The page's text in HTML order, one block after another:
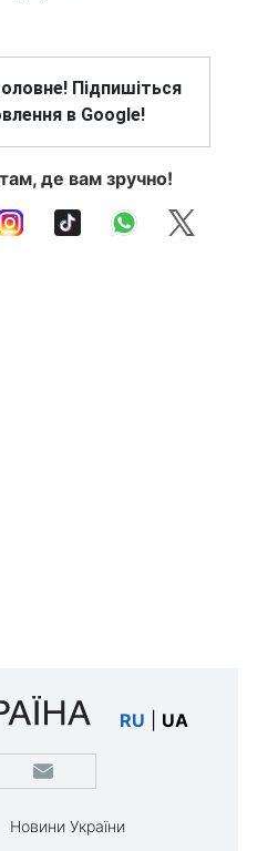
Підпишіться
в Google!
де вам зручно!
RU UA
Новини України